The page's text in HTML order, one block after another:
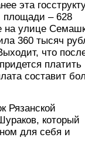
эта
площади – 628
на улице
360 тысяч
что
платить
составит
Рязанской
который
для себя и